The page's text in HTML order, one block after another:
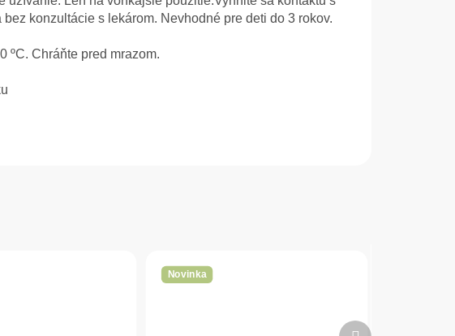
konzultácie s lekárom. Nevhodné pre deti do 3 rokov.
ºC. Chráňte pred mrazom.
Novinka
Ďalší